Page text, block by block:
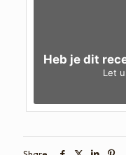
Heb je dit
Let